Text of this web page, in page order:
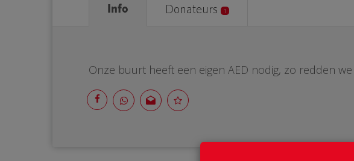
Info Donateurs 1
Onze buurt heeft een eigen AED nodig, zo redden